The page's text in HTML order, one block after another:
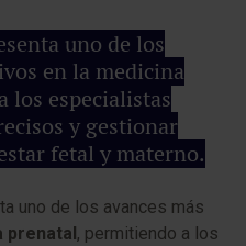
uno de los
en la medicina
los especialistas
y gestionar
fetal y materno.
uno de los avances más
prenatal , permitiendo a los